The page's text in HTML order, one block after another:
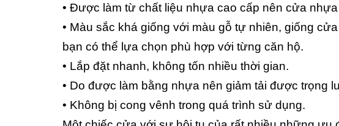
• Được làm từ chất liệu nhựa cao cấp nên cửa
• Màu sắc khá giống với màu gỗ tự nhiên, giống
bạn có thể lựa chọn phù hợp với từng căn hộ.
• Lắp đặt nhanh, không tốn nhiều thời gian.
• Do được làm bằng nhựa nên giảm tải được trọng
• Không bị cong vênh trong quá trình sử dụng.